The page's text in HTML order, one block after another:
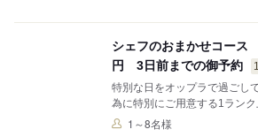
内の中でできる限り承ります
シェフのおまかせコー
円 3日前までの御予約
特別な日をオップラで過ごし
為に特別にご用意する1ランク
に満足していただけるよう、
1～8名様